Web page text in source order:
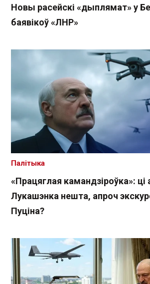
Новы расейскі «дыплямат» у
баявікоў «ЛНР»
«Працяглая камандзіроўка»:
Лукашэнка нешта, апроч
Пуціна?
Палітыка